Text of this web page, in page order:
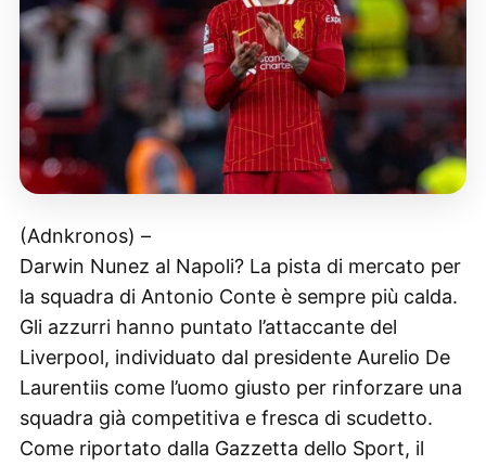
(Adnkronos) –
Darwin Nunez al Napoli? La pista di mercato per
la squadra di Antonio Conte è sempre più calda.
Gli azzurri hanno puntato l’attaccante del
Liverpool, individuato dal presidente Aurelio De
Laurentiis come l’uomo giusto per rinforzare una
squadra già competitiva e fresca di scudetto.
Come riportato dalla Gazzetta dello Sport, il